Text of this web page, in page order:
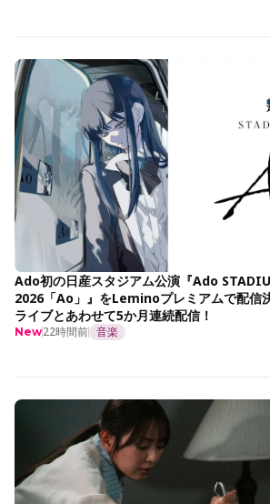
Ado初の日産スタジアム公演『Ado
2026「Ao」』をLeminoプレミアムで配信
ライブとあわせて5か月連続配信！
New22時間前 音楽